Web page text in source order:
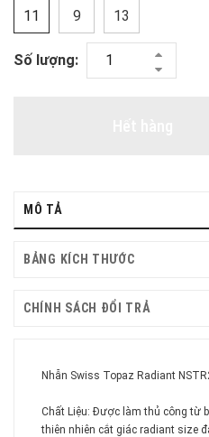
11 9 13
Số lượng:
MÔ TẢ
BẢNG KÍCH THƯỚC
CHÍNH SÁCH ĐỔI TRẢ
Nhẫn Swiss Topaz Radiant
Chất Liệu: Được làm thủ công từ
thiên nhiên cắt giác radiant size